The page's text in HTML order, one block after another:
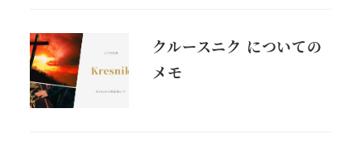
クルースニク についての
メモ